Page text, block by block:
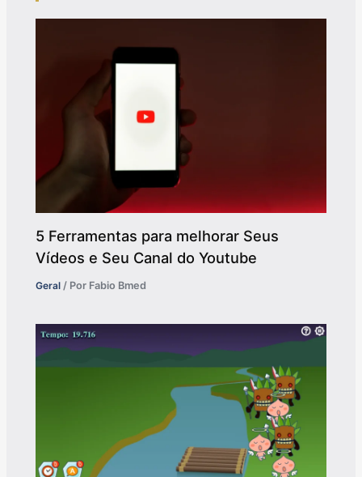
5 Ferramentas para melhorar Seus
Vídeos e Seu Canal do Youtube
Geral / Por Fabio Bmed